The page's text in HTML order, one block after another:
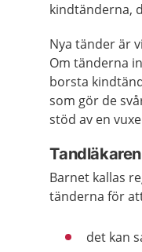
kindtänderna,
Nya tänder är
Om tänderna
borsta
som gör de
stöd av en
Barnet kallas
tänderna för
det kan